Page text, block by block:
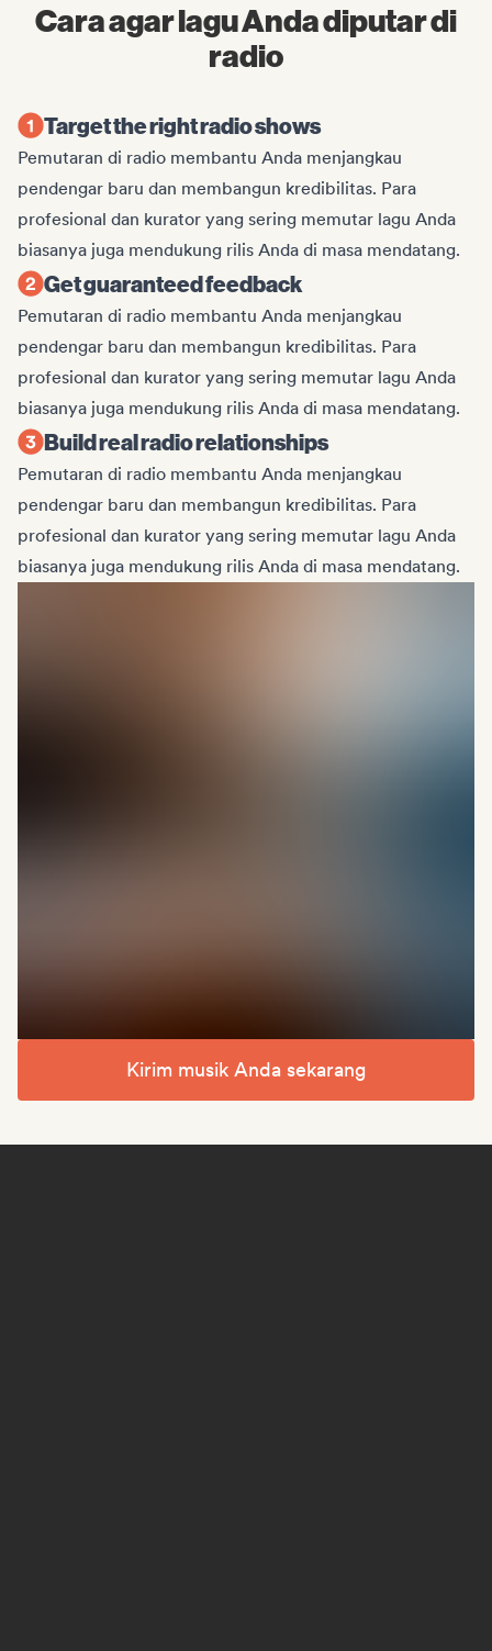
Cara agar lagu Anda diputar di
radio
Target the right radio shows
Pemutaran di radio membantu Anda menjangkau
pendengar baru dan membangun kredibilitas. Para
profesional dan kurator yang sering memutar lagu Anda
biasanya juga mendukung rilis Anda di masa mendatang.
Get guaranteed feedback
Pemutaran di radio membantu Anda menjangkau
pendengar baru dan membangun kredibilitas. Para
profesional dan kurator yang sering memutar lagu Anda
biasanya juga mendukung rilis Anda di masa mendatang.
Build real radio relationships
Pemutaran di radio membantu Anda menjangkau
pendengar baru dan membangun kredibilitas. Para
profesional dan kurator yang sering memutar lagu Anda
biasanya juga mendukung rilis Anda di masa mendatang.
Kirim musik Anda sekarang